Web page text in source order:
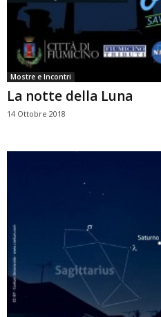
Mostre e Incontri
La notte della Luna
14 Ottobre 2018